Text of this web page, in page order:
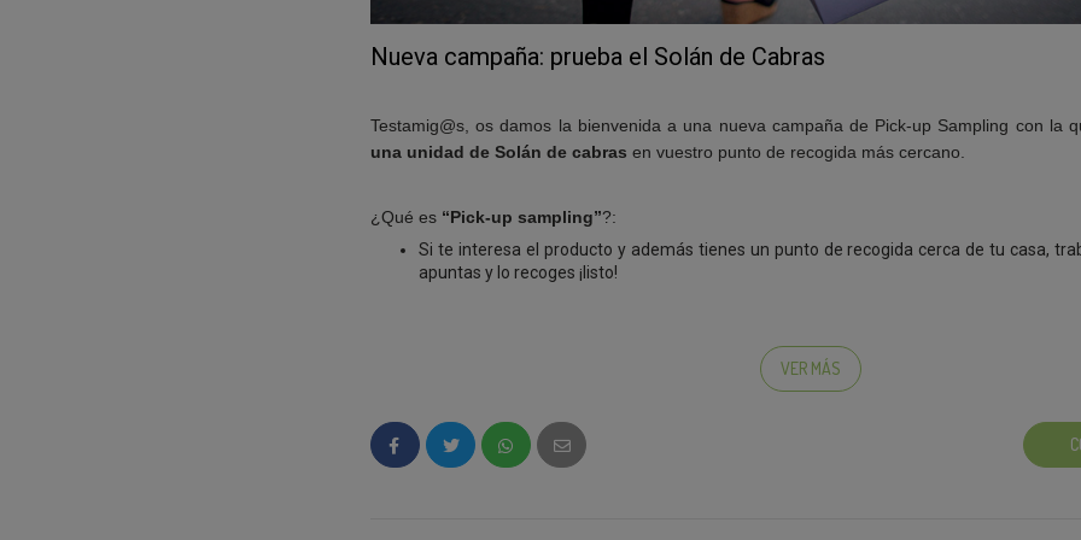
Nueva campaña: prueba el Solán de Cabras
una unidad de Solán de cabras en vuestro punto de recogida más cercano.
¿Qué es “Pick-up sampling”?:
Si te interesa el producto y además tienes un punto de recogida cerca de tu casa,
apuntas y lo recoges ¡listo!
Haces la encuesta inicial para apuntarte: fácil, rápido, indoloro…
Para ser seleccionado sólo deberás cumplir unos pocos requisitos y estar dispuesto a
de recogida para esta primera campaña de pick-up sampling:
Madrid,
Bilbao, Valencia, Astigarraga, Málaga, Alcobendas, Majadahonda, Pozuelo de
VER MÁS